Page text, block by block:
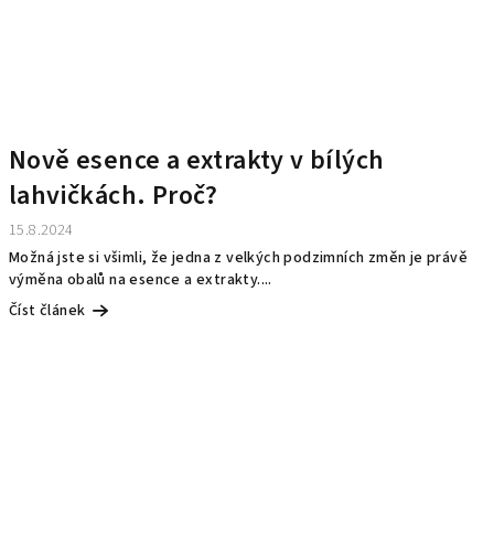
Nově esence a extrakty v bílých
lahvičkách. Proč?
15.8.2024
Možná jste si všimli, že jedna z velkých podzimních změn je právě
výměna obalů na esence a extrakty....
Číst článek